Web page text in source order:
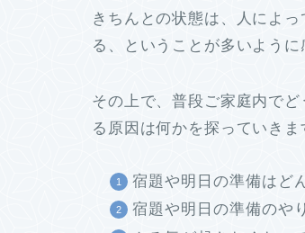
きちんとの状態は、人によ
る、ということが多いように
その上で、普段ご家庭内で
る原因は何かを探っていきま
宿題や明日の準備はど
宿題や明日の準備のや